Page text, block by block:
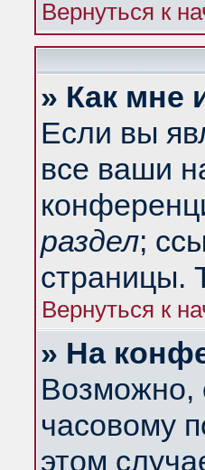
Вернуться к
» Как мне
Если вы
все ваши
раздел;
страницы.
Вернуться к
» На
Возможно,
часовому
этом